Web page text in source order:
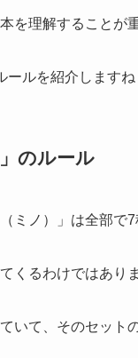
を理解することが
ルを紹介しますね
のルール
ミノ）」は全部で7
くるわけではあり
いて、そのセッ